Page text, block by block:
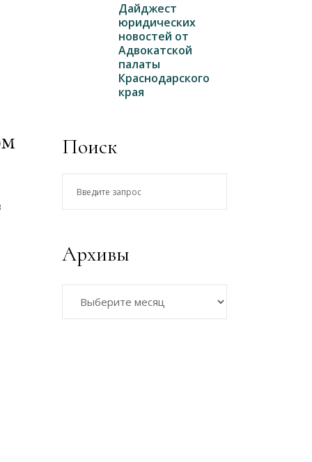
Дайджест
юридических
новостей от
Адвокатской
палаты
Краснодарского
края
Поиск
Архивы